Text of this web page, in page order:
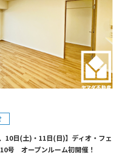
リノベーション完了予定！
ローリング貼替、建具交換、間
ング等）
駅徒歩4分♪
のインスタグラムは
お友達募集中！
の公式LINEは
10日(土)・11日(日)】ディオ・フェ
号 オープンルーム初開催！